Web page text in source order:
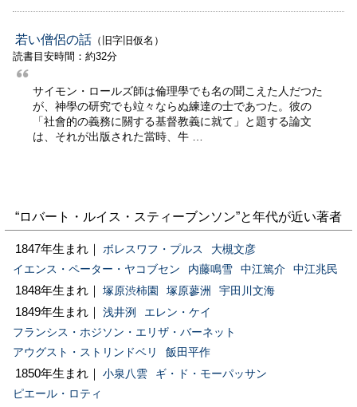
若い僧侶の話 （旧字旧仮名）
読書目安時間：約32分
サイモン・ロールズ師は倫理學でも名の聞こえた人だつた
が、神學の研究でも竝々ならぬ練達の士であつた。彼の
「社會的の義務に關する基督教義に就て」と題する論文
は、それが出版された當時、牛 …
“ロバート・ルイス・スティーブンソン”と年代が近い著者
1847年生まれ｜ ボレスワフ・プルス
大槻文彦
イエンス・ペーター・ヤコブセン
内藤鳴雪 中江篤介 中江兆民
1848年生まれ｜ 塚原渋柿園 塚原蓼洲 宇田川文海
1849年生まれ｜ 浅井洌
エレン・ケイ
フランシス・ホジソン・エリザ・バーネット
アウグスト・ストリンドベリ
飯田平作
1850年生まれ｜ 小泉八雲
ギ・ド・モーパッサン
ピエール・ロティ